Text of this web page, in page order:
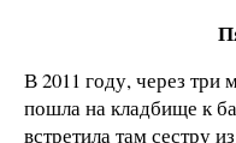
В 2011 году, через три
пошла на кладбище к
встретила там сестру